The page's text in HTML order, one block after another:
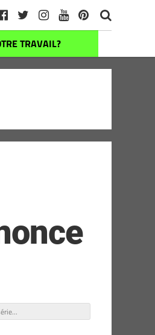
TRAVAIL?